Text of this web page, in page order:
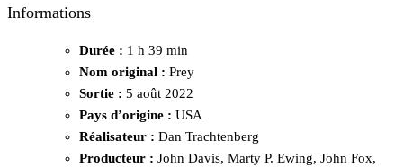
Informations
Durée : 1 h 39 min
Nom original : Prey
Sortie : 5 août 2022
Pays d’origine : USA
Réalisateur : Dan Trachtenberg
Producteur : John Davis, Marty P. Ewing, John Fox,